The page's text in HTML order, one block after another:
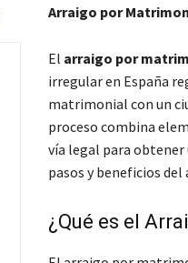
Arraigo por
El arraigo por
irregular en España
matrimonial con un
proceso combina
vía legal para obtener
pasos y beneficios
¿Qué es el